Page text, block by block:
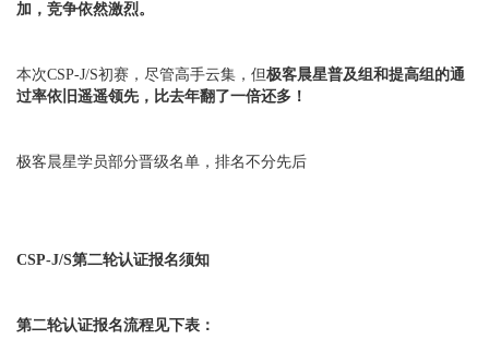
加，竞争依然激烈。
本次CSP-J/S初赛，尽管高手云集，但极客晨星普及组和提高组的通
过率依旧遥遥领先，比去年翻了一倍还多！
极客晨星学员部分晋级名单，排名不分先后
CSP-J/S第二轮认证报名须知
第二轮认证报名流程见下表：